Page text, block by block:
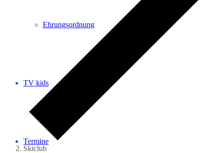
Ehrungsordnung
TV kids
Termine
Skiclub